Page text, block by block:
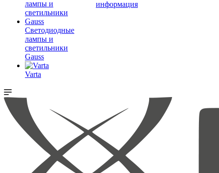
Светодиодные
лампы и
светильники
Gauss
Varta
информация